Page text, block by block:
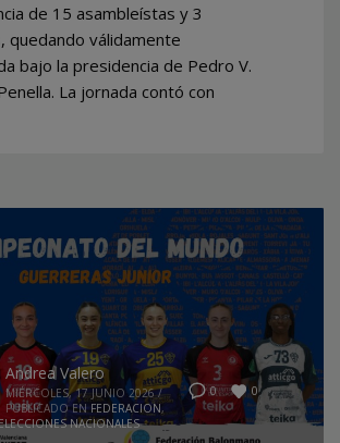
de 15 asambleístas y 3
quedando válidamente
bajo la presidencia de Pedro V.
La jornada contó con
0 0
Andrea Valero
MIÉRCOLES, 17 JUNIO 2026 /
PUBLICADO EN FEDERACION,
NACIONALES